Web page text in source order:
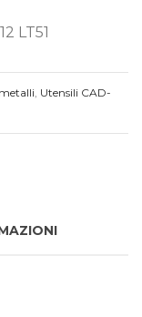
LT51
, Utensili CAD-